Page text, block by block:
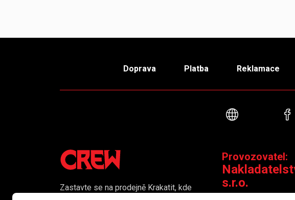
Doprava Platba Reklamace
Webové
Zastavte se na prodejně Krakatit, kde
Provozovatel:
s.r.o.